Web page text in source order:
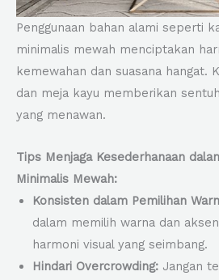
Penggunaan bahan alami seperti
minimalis mewah menciptakan
kemewahan dan suasana hangat.
dan meja kayu memberikan
yang menawan.
Tips Menjaga Kesederhanaan
Minimalis Mewah:
Konsisten dalam Pemilihan
dalam memilih warna dan
harmoni visual yang seimbang.
Hindari Overcrowding: Jangan